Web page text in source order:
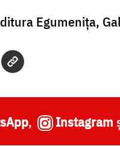
Egumenița,
, Instagram